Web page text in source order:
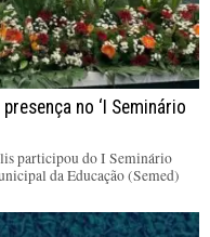
no ‘I Seminário
participou do I Seminário
da Educação (Semed)